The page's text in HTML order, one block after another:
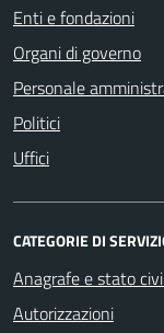
Enti e fondazioni
Organi di governo
Personale
Politici
Uffici
CATEGORIE DI
Anagrafe e stato
Autorizzazioni